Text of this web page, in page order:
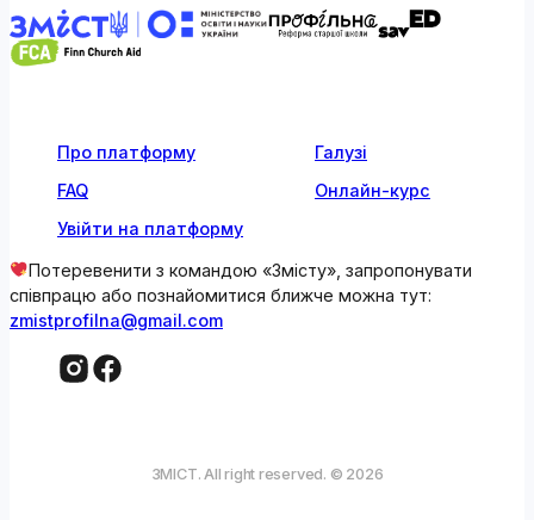
Про платформу
Галузі
FAQ
Онлайн-курс
Увійти на платформу
Потеревенити з командою «Змісту», запропонувати
співпрацю або познайомитися ближче можна тут:
zmistprofilna@gmail.com
ЗМІСТ. All right reserved. © 2026